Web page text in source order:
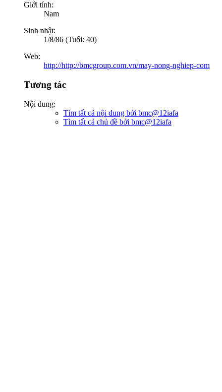
Giới tính:
Nam
Sinh nhật:
1/8/86 (Tuổi: 40)
Web:
http://http://bmcgroup.com.vn/may-nong-nghiep-com
Tương tác
Nội dung:
Tìm tất cả nội dung bởi bmc@12iafa
Tìm tất cả chủ đề bởi bmc@12iafa